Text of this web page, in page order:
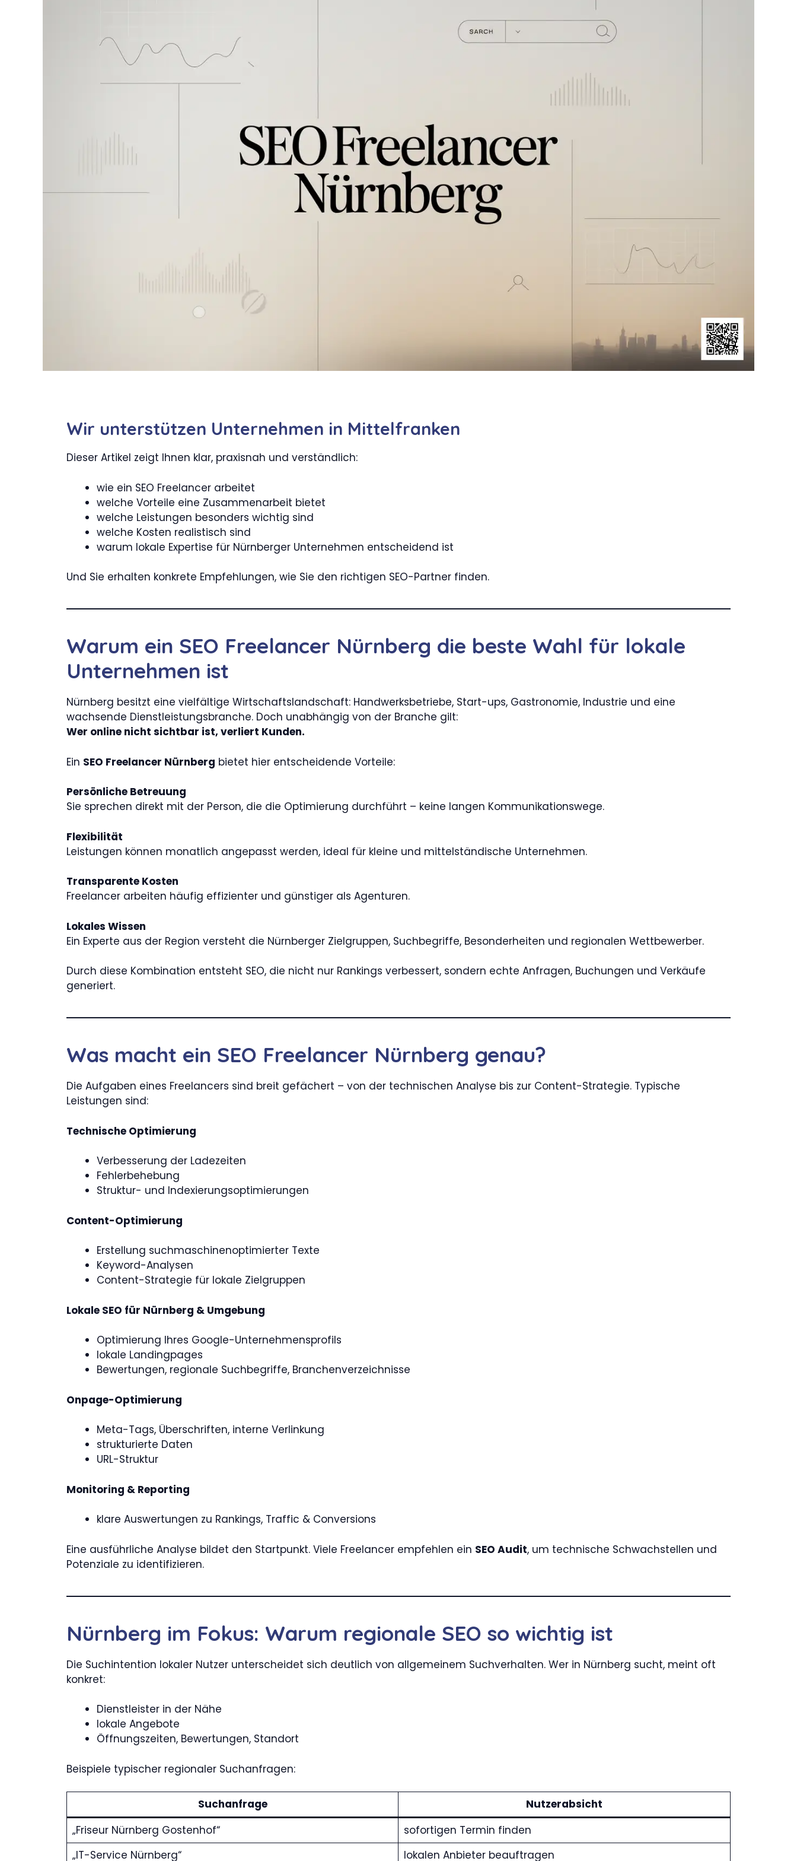
Wir unterstützen Unternehmen in Mittelfranken
Dieser Artikel zeigt Ihnen klar, praxisnah und verständlich:
wie ein SEO Freelancer arbeitet
welche Vorteile eine Zusammenarbeit bietet
welche Leistungen besonders wichtig sind
welche Kosten realistisch sind
warum lokale Expertise für Nürnberger Unternehmen entscheidend ist
Und Sie erhalten konkrete Empfehlungen, wie Sie den richtigen SEO-Partner finden.
Warum ein SEO Freelancer Nürnberg die beste Wahl für lokale
Unternehmen ist
Nürnberg besitzt eine vielfältige Wirtschaftslandschaft: Handwerksbetriebe, Start-ups, Gastronomie, Industrie und eine
wachsende Dienstleistungsbranche. Doch unabhängig von der Branche gilt:
Wer online nicht sichtbar ist, verliert Kunden.
Ein SEO Freelancer Nürnberg bietet hier entscheidende Vorteile:
Persönliche Betreuung
Sie sprechen direkt mit der Person, die die Optimierung durchführt – keine langen Kommunikationswege.
Flexibilität
Leistungen können monatlich angepasst werden, ideal für kleine und mittelständische Unternehmen.
Transparente Kosten
Freelancer arbeiten häufig effizienter und günstiger als Agenturen.
Lokales Wissen
Ein Experte aus der Region versteht die Nürnberger Zielgruppen, Suchbegriffe, Besonderheiten und regionalen Wettbewerber.
Durch diese Kombination entsteht SEO, die nicht nur Rankings verbessert, sondern echte Anfragen, Buchungen und Verkäufe
generiert.
Was macht ein SEO Freelancer Nürnberg genau?
Die Aufgaben eines Freelancers sind breit gefächert – von der technischen Analyse bis zur Content-Strategie. Typische
Leistungen sind:
Technische Optimierung
Verbesserung der Ladezeiten
Fehlerbehebung
Struktur- und Indexierungsoptimierungen
Content-Optimierung
Erstellung suchmaschinenoptimierter Texte
Keyword-Analysen
Content-Strategie für lokale Zielgruppen
Lokale SEO für Nürnberg & Umgebung
Optimierung Ihres Google-Unternehmensprofils
lokale Landingpages
Bewertungen, regionale Suchbegriffe, Branchenverzeichnisse
Onpage-Optimierung
Meta-Tags, Überschriften, interne Verlinkung
strukturierte Daten
URL-Struktur
Monitoring & Reporting
klare Auswertungen zu Rankings, Traffic & Conversions
Eine ausführliche Analyse bildet den Startpunkt. Viele Freelancer empfehlen ein SEO Audit, um technische Schwachstellen und
Potenziale zu identifizieren.
Nürnberg im Fokus: Warum regionale SEO so wichtig ist
Die Suchintention lokaler Nutzer unterscheidet sich deutlich von allgemeinem Suchverhalten. Wer in Nürnberg sucht, meint oft
konkret:
Dienstleister in der Nähe
lokale Angebote
Öffnungszeiten, Bewertungen, Standort
Beispiele typischer regionaler Suchanfragen:
Suchanfrage
Nutzerabsicht
„Friseur Nürnberg Gostenhof“
sofortigen Termin finden
„IT-Service Nürnberg“
lokalen Anbieter beauftragen